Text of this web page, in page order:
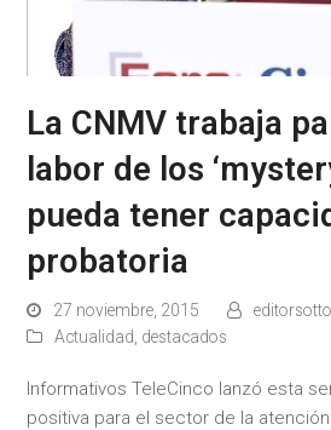
La CNMV trabaja
labor de los
pueda tener
probatoria
27 noviembre, 2015
editorsotto
Actualidad destacados
Informativos TeleCinco lanzó esta
positiva para el sector de la